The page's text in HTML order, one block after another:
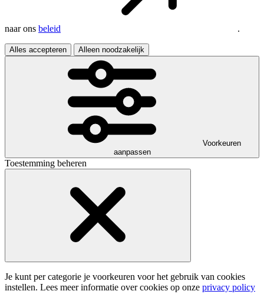
naar ons beleid .
Alles accepteren Alleen noodzakelijk
Voorkeuren
aanpassen
Toestemming beheren
Je kunt per categorie je voorkeuren voor het gebruik van cookies
instellen. Lees meer informatie over cookies op onze privacy policy